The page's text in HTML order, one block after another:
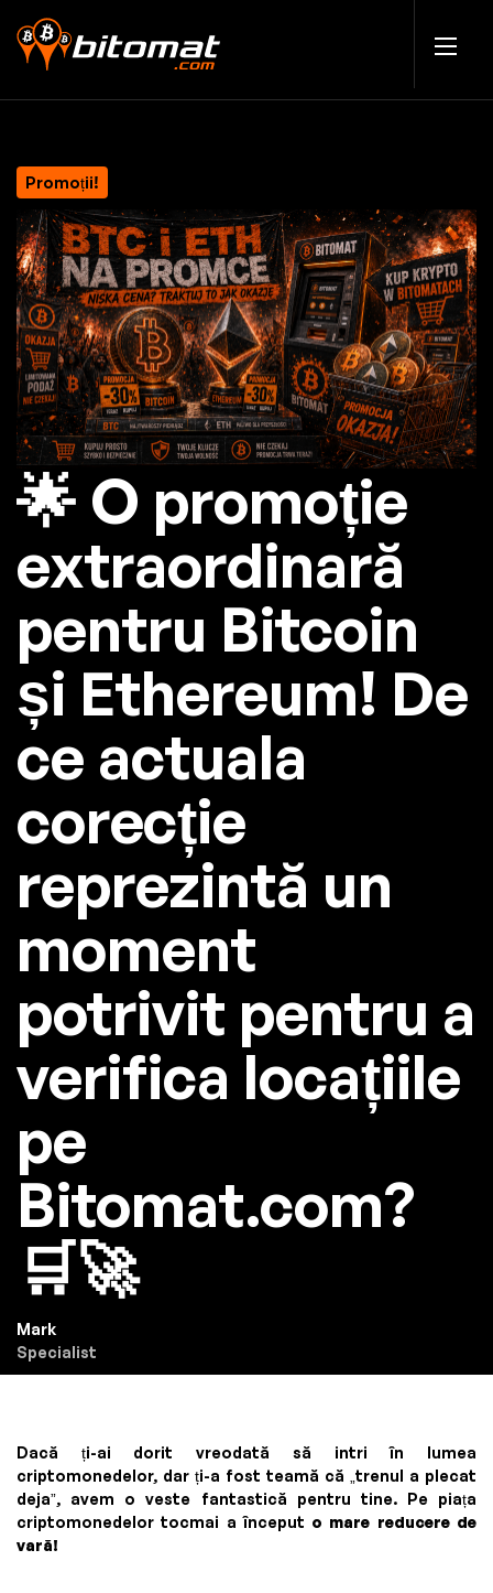
Promoții!
🌟 O promoție
extraordinară
pentru Bitcoin
și Ethereum! De
ce actuala
corecție
reprezintă un
moment
potrivit pentru a
verifica locațiile
pe
Bitomat.com?
🛒🚀
Mark
Specialist
Dacă ți-ai dorit vreodată să intri în lumea
criptomonedelor, dar ți-a fost teamă că „trenul a plecat
deja”, avem o veste fantastică pentru tine. Pe piața
criptomonedelor tocmai a început o mare reducere de
vară!